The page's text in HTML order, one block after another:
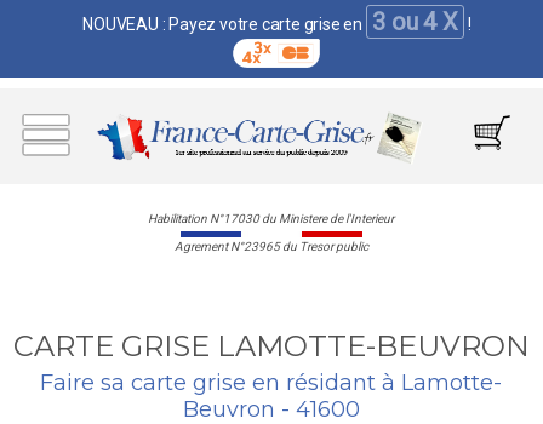
NOUVEAU : Payez votre carte grise en 3 ou 4 X !
Habilitation N°17030 du Ministere de l'Interieur
Agrement N°23965 du Tresor public
CARTE GRISE LAMOTTE-BEUVRON
Faire sa carte grise en résidant à Lamotte-
Beuvron - 41600